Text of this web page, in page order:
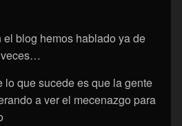
el blog hemos hablado ya de
lo que sucede es que la gente
a ver el mecenazgo para